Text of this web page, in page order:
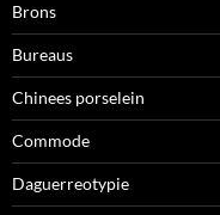
Brons
Bureaus
Chinees porselein
Commode
Daguerreotypie